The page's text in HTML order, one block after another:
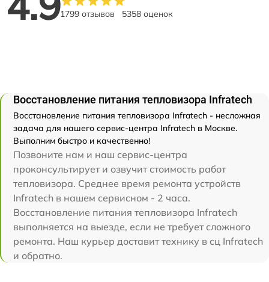
1799 отзывов 5358 оценок
Восстановление питания тепловизора Infratech
Восстановление питания тепловизора Infratech - несложная
задача для нашего сервис-центра Infratech в Москве.
Выполним быстро и качественно!
Позвоните нам и наш сервис-центра
проконсультирует и озвучит стоимость работ
тепловизора. Среднее время ремонта устройств
Infratech в нашем сервисном - 2 часа.
Восстановление питания тепловизора Infratech
выполняется на выезде, если не требует сложного
ремонта. Наш курьер доставит технику в сц Infratech
и обратно.